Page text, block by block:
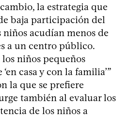
la estrategia que
baja participación del
niños acudían menos de
a un centro público.
niños pequeños
casa y con la familia’”
la que se prefiere
también al evaluar los
de los niños a